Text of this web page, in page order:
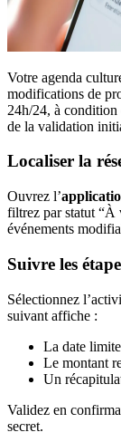
Votre agenda
modifications de
24h/24, à condition
de la validation
Localiser la
Ouvrez l’
filtrez par statut “À
événements
Suivre les
Sélectionnez
suivant affiche :
La date
Le montant
Un
Validez en
secret.